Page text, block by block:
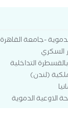
-جامعة القاهرة
السكري
التداخلية
(لندن)
الاوعية الدموية